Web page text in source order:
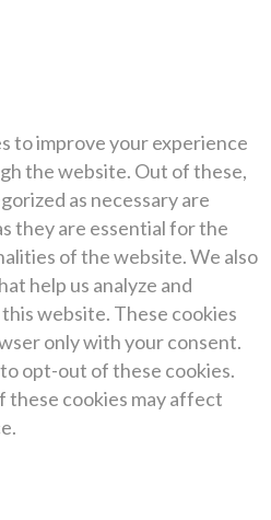
to improve your experience
the website. Out of these,
as necessary are
they are essential for the
of the website. We also
help us analyze and
website. These cookies
only with your consent.
opt-out of these cookies.
these cookies may affect